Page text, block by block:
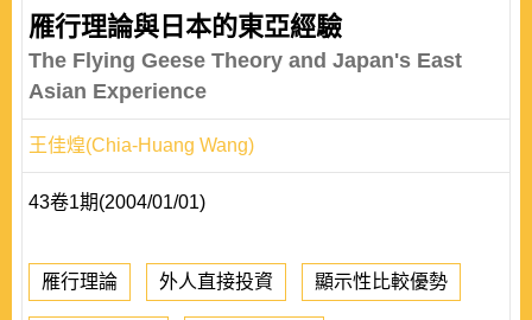
雁行理論與日本的東亞經驗
The Flying Geese Theory and Japan's East
Asian Experience
王佳煌(Chia-Huang Wang)
43卷1期(2004/01/01)
雁行理論 外人直接投資 顯示性比較優勢